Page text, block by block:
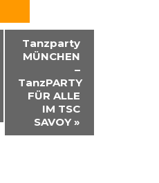
Tanzparty
MÜNCHEN
–
TanzPARTY
FÜR ALLE
IM TSC
SAVOY»